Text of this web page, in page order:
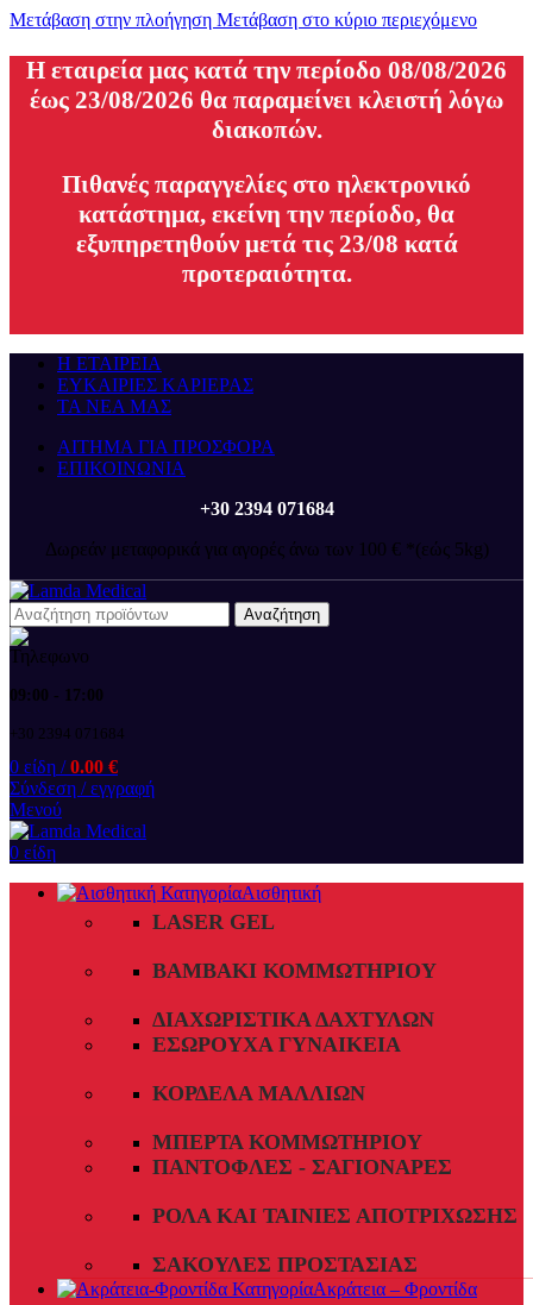
Μετάβαση στην πλοήγηση Μετάβαση στο κύριο περιεχόμενο
H εταιρεία μας κατά την περίοδο 08/08/2026
έως 23/08/2026 θα παραμείνει κλειστή λόγω
διακοπών.
Πιθανές παραγγελίες στο ηλεκτρονικό
κατάστημα, εκείνη την περίοδο, θα
εξυπηρετηθούν μετά τις 23/08 κατά
προτεραιότητα.
Η ΕΤΑΙΡΕΙΑ
ΕΥΚΑΙΡΙΕΣ ΚΑΡΙΕΡΑΣ
ΤΑ ΝΕΑ ΜΑΣ
ΑΙΤΗΜΑ ΓΙΑ ΠΡΟΣΦΟΡΑ
ΕΠΙΚΟΙΝΩΝΙΑ
+30 2394 071684
Δωρεάν μεταφορικά για αγορές άνω των 100 € *(εώς 5kg)
Αναζήτηση
09:00 - 17:00
+30 2394 071684
0 είδη / 0.00 €
Σύνδεση / εγγραφή
Μενού
0 είδη
Αισθητική
LASER GEL
ΒΑΜΒΆΚΙ ΚΟΜΜΩΤΗΡΊΟΥ
ΔΙΑΧΩΡΙΣΤΙΚΆ ΔΑΧΤΎΛΩΝ
ΕΣΏΡΟΥΧΑ ΓΥΝΑΙΚΕΊΑ
ΚΟΡΔΈΛΑ ΜΑΛΛΙΏΝ
ΜΠΈΡΤΑ ΚΟΜΜΩΤΗΡΊΟΥ
ΠΑΝΤΌΦΛΕΣ - ΣΑΓΙΟΝΆΡΕΣ
ΡΟΛΆ ΚΑΙ ΤΑΙΝΊΕΣ ΑΠΟΤΡΊΧΩΣΗΣ
ΣΑΚΟΎΛΕΣ ΠΡΟΣΤΑΣΊΑΣ
Ακράτεια – Φροντίδα